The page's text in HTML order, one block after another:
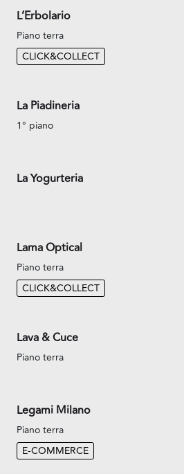
L’Erbolario
Piano terra
CLICK&COLLECT
La Piadineria
1° piano
La Yogurteria
Lama Optical
Piano terra
CLICK&COLLECT
Lava & Cuce
Piano terra
Legami Milano
Piano terra
E-COMMERCE